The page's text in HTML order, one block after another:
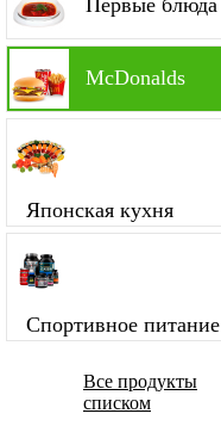
Первые блюда
McDonalds
Японская кухня
Спортивное питание
Все продукты
списком